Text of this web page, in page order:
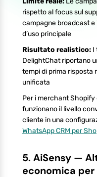
rispetto al focus sul
campagne broadcast
d’uso principale
Risultato realistico: I
DelightChat riportano
tempi di prima risposta
unificata
Per i merchant
funzionano il livello
cliente in una
WhatsApp CRM per
5. AiSensy —
economica